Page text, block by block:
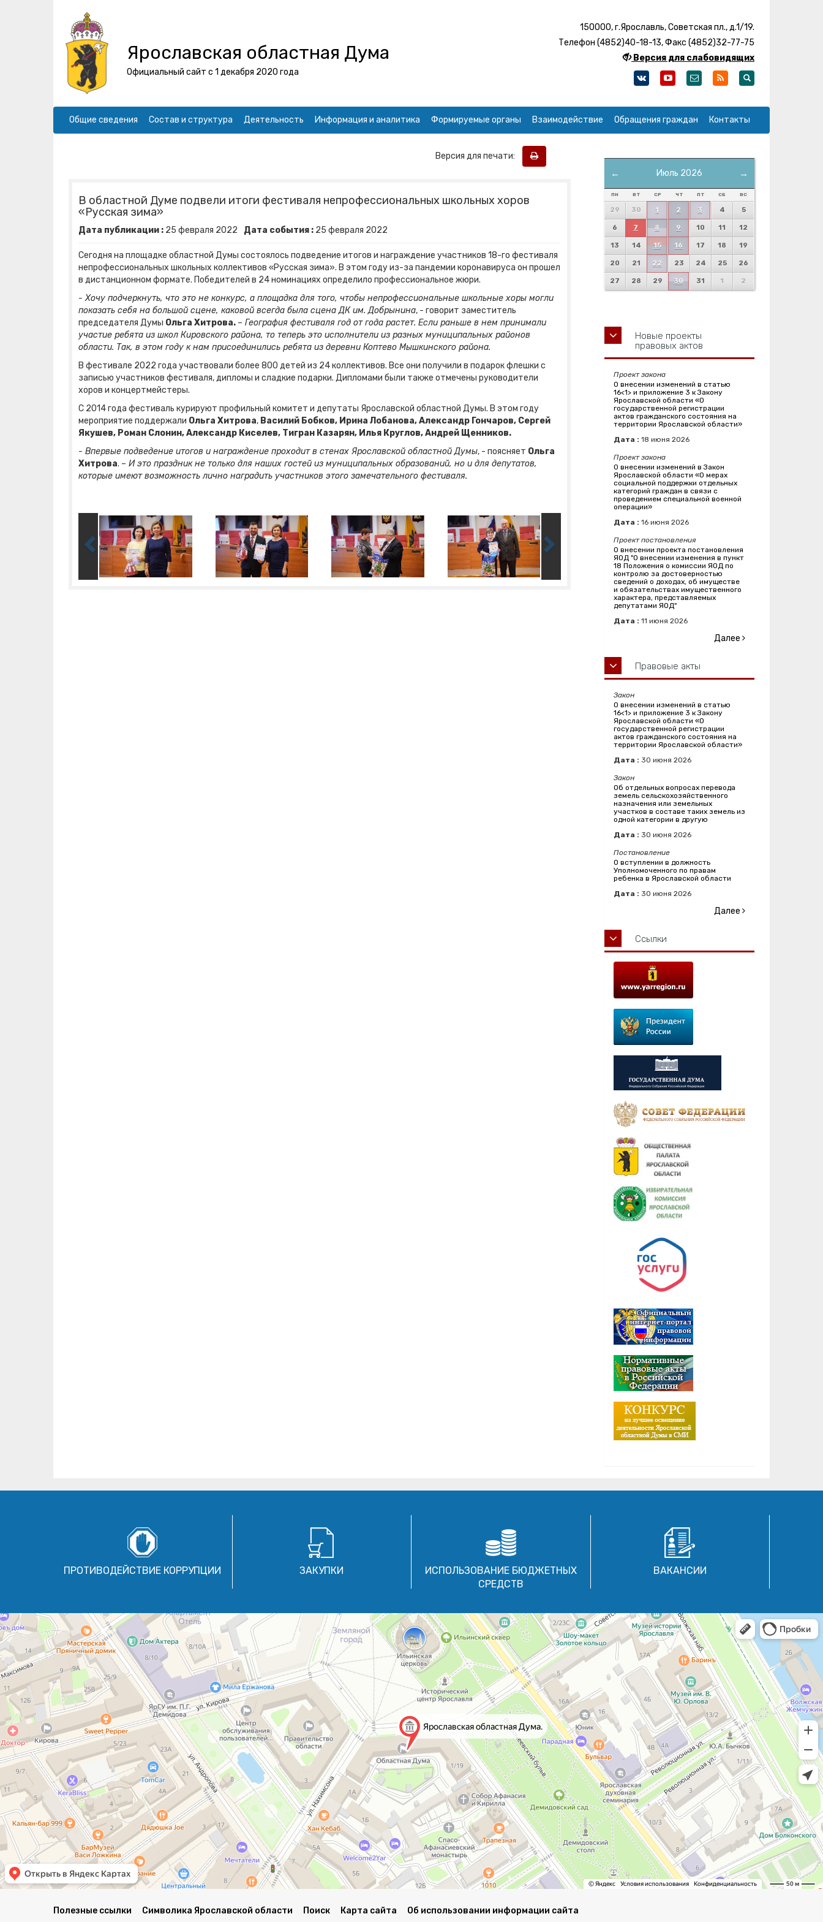
Ярославская областная Дума
Официальный сайт с 1 декабря 2020 года
150000, г.Ярославль, Советская пл., д.1/19.
Телефон (4852)40-18-13, Факс (4852)32-77-75
Версия для слабовидящих
Общие сведения Состав и структура Деятельность Информация и аналитика Формируемые органы Взаимодействие Обращения граждан Контакты
Версия для печати:
В областной Думе подвели итоги фестиваля непрофессиональных школьных хоров
«Русская зима»
Дата публикации : 25 февраля 2022 Дата события : 25 февраля 2022
Сегодня на площадке областной Думы состоялось подведение итогов и награждение участников 18-го фестиваля
непрофессиональных школьных коллективов «Русская зима». В этом году из-за пандемии коронавируса он прошел
в дистанционном формате. Победителей в 24 номинациях определило профессиональное жюри.
- Хочу подчеркнуть, что это не конкурс, а площадка для того, чтобы непрофессиональные школьные хоры могли
показать себя на большой сцене, каковой всегда была сцена ДК им. Добрынина, - говорит заместитель
председателя Думы Ольга Хитрова. – География фестиваля год от года растет. Если раньше в нем принимали
участие ребята из школ Кировского района, то теперь это исполнители из разных муниципальных районов
области. Так, в этом году к нам присоединились ребята из деревни Коптево Мышкинского района.
В фестивале 2022 года участвовали более 800 детей из 24 коллективов. Все они получили в подарок флешки с
записью участников фестиваля, дипломы и сладкие подарки. Дипломами были также отмечены руководители
хоров и концертмейстеры.
С 2014 года фестиваль курируют профильный комитет и депутаты Ярославской областной Думы. В этом году
мероприятие поддержали Ольга Хитрова, Василий Бобков, Ирина Лобанова, Александр Гончаров, Сергей
Якушев, Роман Слонин, Александр Киселев, Тигран Казарян, Илья Круглов, Андрей Щенников.
- Впервые подведение итогов и награждение проходит в стенах Ярославской областной Думы, - поясняет Ольга
Хитрова. – И это праздник не только для наших гостей из муниципальных образований, но и для депутатов,
которые имеют возможность лично наградить участников этого замечательного фестиваля.
← →
Июль 2026
ПН ВТ СР ЧТ ПТ СБ ВС
29 30 1 2 3 4 5
6 7 8 9 10 11 12
13 14 15 16 17 18 19
20 21 22 23 24 25 26
27 28 29 30 31 1 2
Новые проекты
правовых актов
Проект закона
О внесении изменений в статью
16<1> и приложение 3 к Закону
Ярославской области «О
государственной регистрации
актов гражданского состояния на
территории Ярославской области»
Дата : 18 июня 2026
Проект закона
О внесении изменений в Закон
Ярославской области «О мерах
социальной поддержки отдельных
категорий граждан в связи с
проведением специальной военной
операции»
Дата : 16 июня 2026
Проект постановления
О внесении проекта постановления
ЯОД "О внесении изменения в пункт
18 Положения о комиссии ЯОД по
контролю за достоверностью
сведений о доходах, об имуществе
и обязательствах имущественного
характера, представляемых
депутатами ЯОД"
Дата : 11 июня 2026
Далее
Правовые акты
Закон
О внесении изменений в статью
16<1> и приложение 3 к Закону
Ярославской области «О
государственной регистрации
актов гражданского состояния на
территории Ярославской области»
Дата : 30 июня 2026
Закон
Об отдельных вопросах перевода
земель сельскохозяйственного
назначения или земельных
участков в составе таких земель из
одной категории в другую
Дата : 30 июня 2026
Постановление
О вступлении в должность
Уполномоченного по правам
ребенка в Ярославской области
Дата : 30 июня 2026
Далее
Ссылки
ПРОТИВОДЕЙСТВИЕ КОРРУПЦИИ ЗАКУПКИ
ИСПОЛЬЗОВАНИЕ БЮДЖЕТНЫХ
СРЕДСТВ
ВАКАНСИИ
Полезные ссылки Символика Ярославской области Поиск Карта сайта Об использовании информации сайта